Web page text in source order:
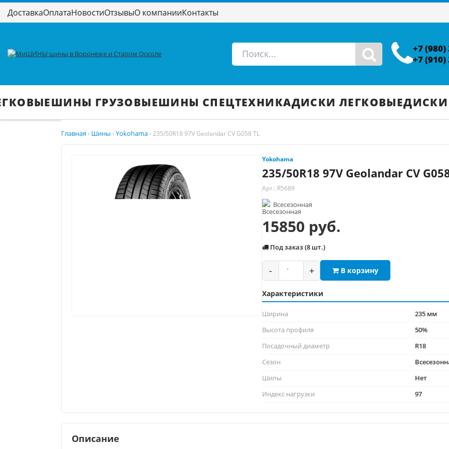
ДоставкаОплатаНовостиОтзывыО компанииКонтакты
+7
+7
ШИНЫ ГРУЗОВЫЕШИНЫ СПЕЦТЕХНИКАДИСКИ ЛЕГКОВЫЕДИСКИ
Главная › Шины › Yokohama › 235/50R18 97V Geolandar CV G058 TL
Yokohama
235/50R18 97V Geolandar CV
Арт.: R5689
Всесезонная
15850 руб.
Под заказ (8 шт.)
- + В корзину
Характеристики
Ширина
235 мм
Высота профиля
50%
Посадочный диаметр
R18
Сезон
Шипы
Нет
Индекс нагрузки
97
Описание